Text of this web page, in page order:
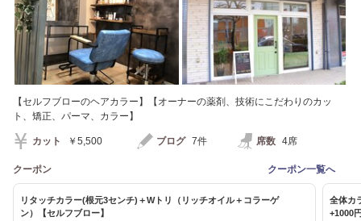
【セルフブローのヘアカラー】【オーナーの薬剤、技術にこだわりのカッ
ト、矯正、パーマ、カラー】
カット ￥5,500 ブログ 7件 席数 4席
クーポン クーポン一覧へ
リタッチカラー(根元3センチ)＋Wトリ（リッチオイル＋コラーゲ
ン）【セルフブロー】
全体カ
+1000